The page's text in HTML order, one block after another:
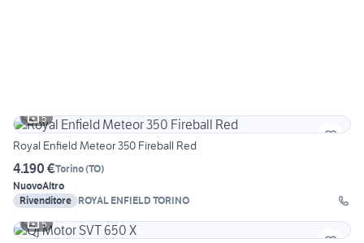
5
Royal Enfield Meteor 350 Fireball Red
4.190 €Torino(TO)
NuovoAltro
Rivenditore ROYAL ENFIELD TORINO
5